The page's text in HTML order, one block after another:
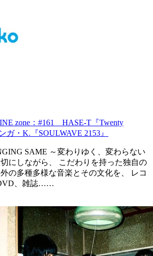
zone：#161 HASE-T『Twenty
ガ・K.『SOULWAVE 2153』
SAME ～変わりゆく、変わらない
にしながら、 こだわりを持った独自の
の多種多様な音楽とその文化を、 レコ
、雑誌……